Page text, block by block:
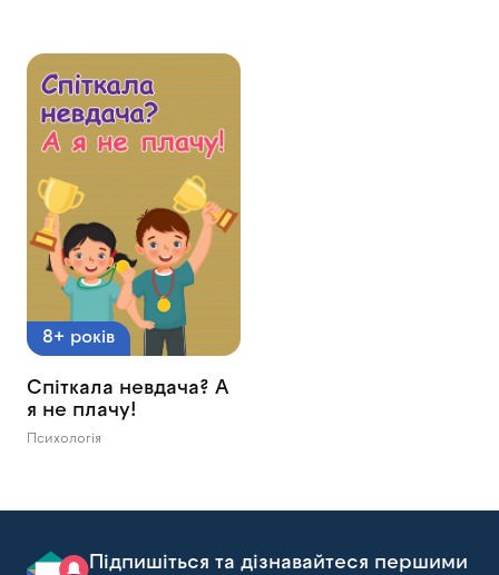
8+ років
Спіткала невдача? А
я не плачу!
Психологія
Підпишіться та дізнавайтеся першими